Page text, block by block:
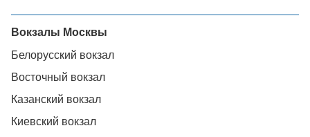
Вокзалы Москвы
Белорусский вокзал
Восточный вокзал
Казанский вокзал
Киевский вокзал